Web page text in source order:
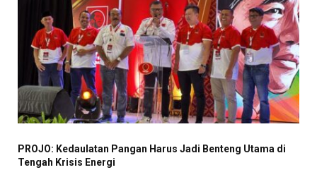
PROJO: Kedaulatan Pangan Harus Jadi Benteng Utama di
Tengah Krisis Energi